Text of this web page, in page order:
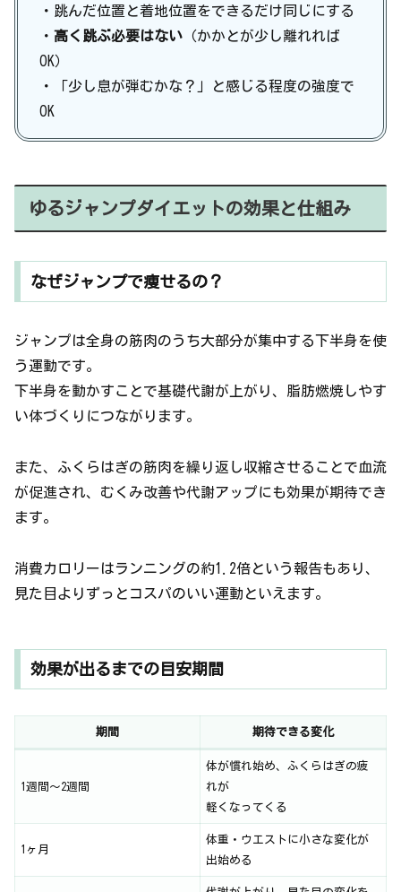
・跳んだ位置と着地位置をできるだけ同じにする
・ 高く跳ぶ必要はない （かかとが少し離れれば
OK）
・「少し息が弾むかな？」と感じる程度の強度で
OK
ゆるジャンプダイエットの効果と仕組み
なぜジャンプで痩せるの？
ジャンプは全身の筋肉のうち大部分が集中する下半身を使
う運動です。
下半身を動かすことで基礎代謝が上がり、脂肪燃焼しやす
い体づくりにつながります。
また、ふくらはぎの筋肉を繰り返し収縮させることで血流
が促進され、むくみ改善や代謝アップにも効果が期待でき
ます。
消費カロリーはランニングの約1.2倍という報告もあり、
見た目よりずっとコスパのいい運動といえます。
効果が出るまでの目安期間
期間 期待できる変化
1週間〜2週間
体が慣れ始め、ふくらはぎの疲
れが
軽くなってくる
1ヶ月
体重・ウエストに小さな変化が
出始める